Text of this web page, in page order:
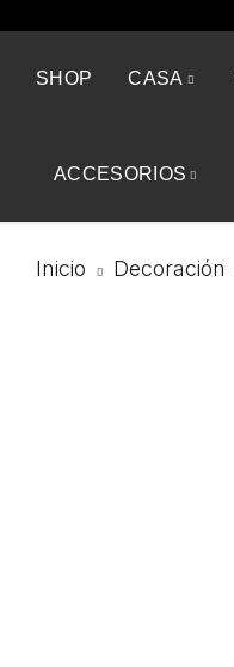
SHOP CASA
ACCESORIOS
Inicio Decoración